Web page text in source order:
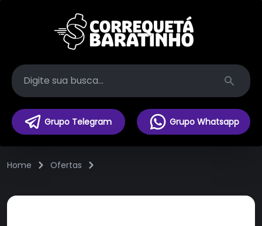
Search
Grupo Telegram Grupo Whatsapp
Home Ofertas